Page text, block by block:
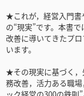
★これが，経営入門書
の“現実”です。本書
改善に導いてきたプ
います。
★その現実に基づく，
務改善，活力ある職